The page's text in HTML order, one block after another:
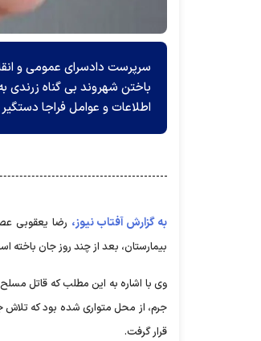
سرپرست دادسرای عمومی و
باختن شهروند بی گناه زرندی
اطلاعات و عوامل فراجا
به گزارش آفتاب نیوز،
بیمارستان، بعد از چند روز جان باخته
وی با اشاره به این مطلب که قاتل مسلح
جرم، از محل متواری شده بود که تلاش
قرار گرفت.